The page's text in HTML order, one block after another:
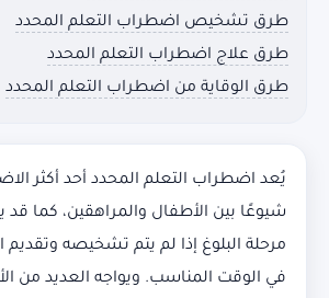
طرق تشخيص اضطراب التعلم المحدد
طرق علاج اضطراب التعلم المحدد
طرق الوقاية من اضطراب التعلم المحدد
يُعد اضطراب التعلم المحدد أحد أكثر
شيوعًا بين الأطفال والمراهقين، كما قد
مرحلة البلوغ إذا لم يتم تشخيصه وتقديم
في الوقت المناسب. ويواجه العديد من